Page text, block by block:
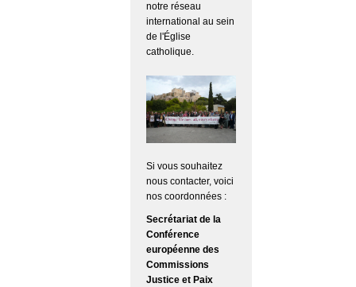
notre réseau
international au sein
de l'Église
catholique.
Si vous souhaitez
nous contacter, voici
nos coordonnées :
Secrétariat de la
Conférence
européenne des
Commissions
Justice et Paix